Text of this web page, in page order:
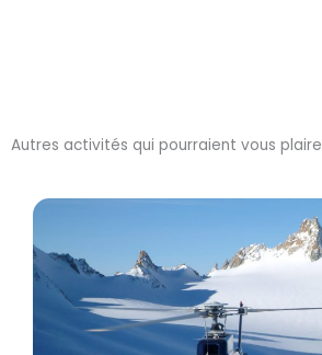
Autres activités qui pourraient vous plaire